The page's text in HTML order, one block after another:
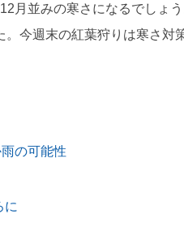
月並みの寒さになるでしょ
今週末の紅葉狩りは寒さ対
の可能性
に